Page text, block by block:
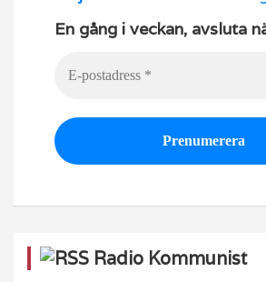
En gång i veckan, avsluta
Radio Kommunist